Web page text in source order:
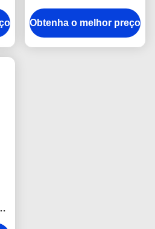
chaves de couro
Debossing Logo Car
Key Ring Holder
Obtenha o melhor preço